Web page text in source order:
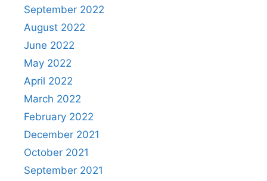
September 2022
August 2022
June 2022
May 2022
April 2022
March 2022
February 2022
December 2021
October 2021
September 2021